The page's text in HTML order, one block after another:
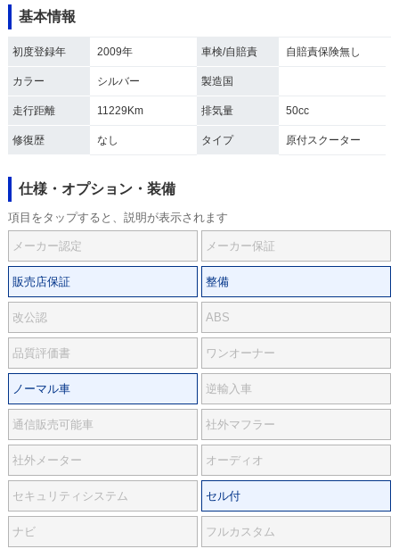
基本情報
初度登録年 2009年 車検/自賠責 自賠責保険無し
カラー シルバー 製造国
走行距離 11229Km 排気量 50cc
修復歴 なし タイプ 原付スクーター
仕様・オプション・装備
項目をタップすると、説明が表示されます
メーカー認定 メーカー保証
販売店保証 整備
改公認 ABS
品質評価書 ワンオーナー
ノーマル車 逆輸入車
通信販売可能車 社外マフラー
社外メーター オーディオ
セキュリティシステム セル付
ナビ フルカスタム